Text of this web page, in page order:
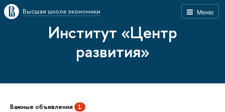
Меню
Высшая школа экономики
Институт «Центр
развития»
Важные объявления 1